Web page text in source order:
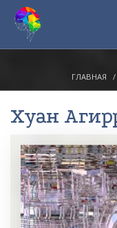
ГЛАВНАЯ
Хуан